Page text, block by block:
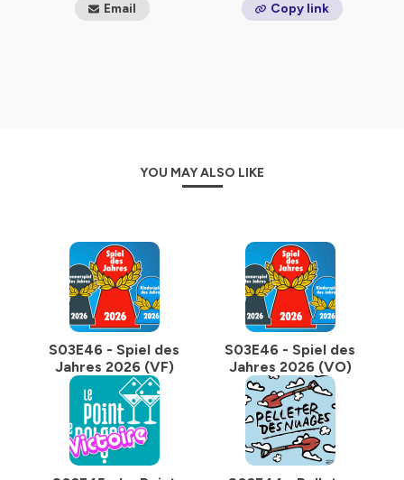
Email Copy link
YOU MAY ALSO LIKE
S03E46 - Spiel des
Jahres 2026 (VF)
S03E46 - Spiel des
Jahres 2026 (VO)